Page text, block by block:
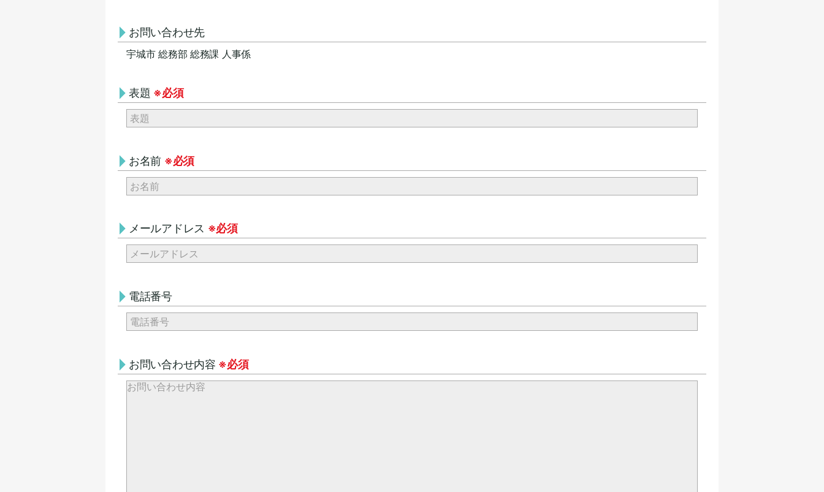
お問い合わせ先
宇城市 総務部 総務課 人事係
表題 ※必須
お名前 ※必須
メールアドレス ※必須
電話番号
お問い合わせ内容 ※必須